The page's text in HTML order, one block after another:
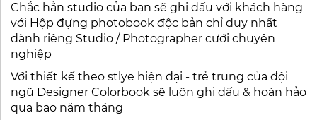
Chắc hẳn studio của bạn sẽ ghi dấu với khách hàng
với Hộp đựng photobook độc bản chỉ duy nhất
dành riêng Studio / Photographer cưới chuyên
nghiệp
Với thiết kế theo stlye hiện đại - trẻ trung của đội
ngũ Designer Colorbook sẽ luôn ghi dấu & hoàn hảo
qua bao năm tháng